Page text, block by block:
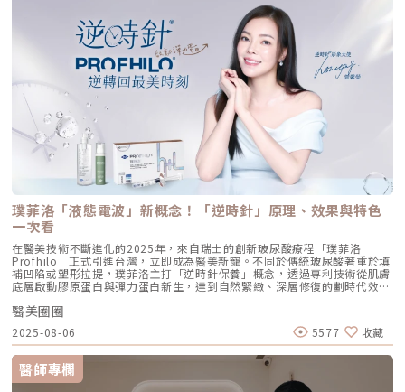
胞：幫助恢復皮下組織的飽滿感，減緩隨著年齡增長的皮下萎縮。 啟動 5
種關鍵結構蛋白：包括 I 型、III 型、IV 型、VII 型膠原蛋白以及最關鍵的彈
力蛋白。這種全方位的重塑效果，能讓下顎線變清晰，讓細紋從底層淡化。
這就是為什麼它被暱稱為「液態電波」。電波是靠「熱能」刺激新生，而
Profhilo 是靠「生物分子信號」啟動新生。對於皮膚薄、怕痛或不適合高
能量儀器的客戶來說，這是一個非常理想的選擇。四、 蔡醫師的精準美
學：BAP 五點拉提點位解析施打 Profhilo 是一門藝術。我們採用國際標準
的 BAP（Bio Aesthetic Points）五點拉提打法，這五個點是避開重要血
管、精準對準臉部支撐結構的黃金位置： [1] 顴骨高點： 位於顴骨最突出的
地方，需離眼睛外側至少 2 公分。能像掛鉤一樣，為中臉提供向上向外的支
撐力。 [2] 鼻翼與瞳孔垂直線交界： 在鼻翼與耳廓之間畫出水平線，再從瞳
孔中線畫垂直線，兩線交交叉處作為注射點。能有效改善法令紋，飽滿面中
部。 [3] 耳廓下前緣： 位於耳廓下緣的前方約 1 公分處。是收緊臉部外側
輪廓、強化下頷線條的關鍵。 [4] 下頷嘴角交界： 在下巴中軸線的三分之一
處畫垂直線，再向唇角方向移動 1.5 公分。可以修飾木偶紋，改善嘴角下
垂。 [5] 下顎角前緣： 位於下顎角前側約 1 公分處。幫助拉緊腮幫子多餘
的鬆弛組織，讓下顎線條清晰。五、 哪些部位最適合 Profhilo 逆時針？
Profhilo 逆時針之所以能成為抗老界的寵兒，不僅是因為它的成分純淨，
更因為它解決了傳統醫美難以觸及的「盲區」。它不靠體積填充，而是透過
「液態拉皮」的概念，從根本提升肌膚彈性。以下四個部位是我在臨床運用
中最推薦的：1. 臉部液態拉皮：BAP 五點精準誘導這是 Profhilo 的核心應
用。與傳統玻尿酸增加臉部「厚重感」或「體積支撐」的邏輯完全不同，
Profhilo 本質上是液態拉皮。我們採用國際標準的 BAP（Bio Aesthetic
的黃金位置： 顴骨高點：啟動中臉肌膚的生物重塑，優化張力。 鼻翼瞳孔
交界：透過提升肌膚彈力，自然弱化法令紋的視覺感。 耳廓下前緣：強化
臉部外側緊緻度，讓輪廓不再鬆垮。 下頷嘴角交界：改善嘴角周圍的鬆
弛，恢復皮膚原有的拉力。 下顎角前緣：誘導彈力蛋白新生，收緊下頷邊
緣的曲線。這五個點位並非用來「填充凹陷」，而是作為信號啟動點，讓玻
尿酸在皮下如水幕般擴散，誘導彈力蛋白大量新生，像是在皮下植入了一層
隱形的「彈力網」，讓下顎線與中臉自然回歸緊緻狀態。2. 火雞頸與橫向頸
@aclinichttps://lin.ee/zGPja49▼詢問整形大小事https://answer-
clinic.com/▼詢問皮膚大小事https://answer-skin.com/▼詢問變美大小
事https://answer-skincare.com/安瑟美膚整形外科診所
FBhttps://www.facebook.com/AnswerClinic安瑟美膚整形外科診所
IGhttps://www.instagram.com/aclinic.group/吳名倫醫師：Dr.Allen 整
形醫美體塑學苑https://www.facebook.com/drallenbody吳名倫醫師
IGhttps://www.instagram.com/psdr_allen/安瑟美膚整形外科診所地
址：臺北市大安區安和路一段113號2樓之1電話：（02）7709-9398
璞菲洛「液態電波」新概念！「逆時針」原理、效果與特色
一次看
在醫美技術不斷進化的2025年，來自瑞士的創新玻尿酸療程「璞菲洛
Profhilo」正式引進台灣，立即成為醫美新寵。不同於傳統玻尿酸著重於填
補凹陷或塑形拉提，璞菲洛主打「逆時針保養」概念，透過專利技術從肌膚
底層啟動膠原蛋白與彈力蛋白新生，達到自然緊緻、深層修復的劃時代效
果。 Profhilo更邀請郭台銘夫人曾馨瑩擔任形象大使，迅速成為市場焦
點。我們將帶你全面認識這項創新療程，從作用原理、五大特色到適合對象
與常見問題，一次搞懂「逆時針玻尿酸」的魅力！ 璞菲洛Profhilo是什
麼？ 璞菲洛是一項注射型玻尿酸產品，由瑞士IBSA研發，正式名稱為「高
低分子玻尿酸皮下植入劑」，在台灣獲得衛福部核准，俗稱為「逆時針」。
與傳統玻尿酸不同，璞菲洛不以填補凹陷為目的，而是透過生物重塑（bio-
remodeling）方式，喚醒肌膚自身的修復機能，促進膠原蛋白和彈力蛋白
的生成，達到自然緊緻與改善膚質的效果。璞菲洛Profhilo的五大特色璞菲
醫美圈圈
2025-08-06 5577 收藏
醫師專欄